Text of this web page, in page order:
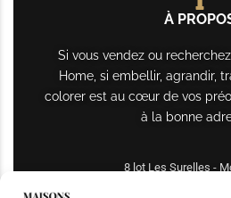
À
Si vous vendez ou
Home, si embellir, agrandir,
colorer est au cœur de vos
à la bonne
8 lot Les Surelles -